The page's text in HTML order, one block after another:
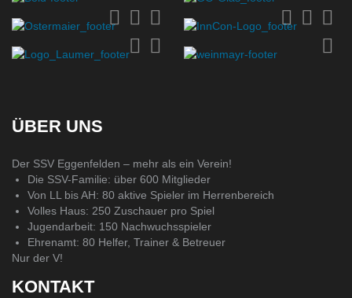
ÜBER UNS
Der SSV Eggenfelden – mehr als ein Verein!
Die SSV-Familie: über 600 Mitglieder
Von LL bis AH: 80 aktive Spieler im Herrenbereich
Volles Haus: 250 Zuschauer pro Spiel
Jugendarbeit: 150 Nachwuchsspieler
Ehrenamt: 80 Helfer, Trainer & Betreuer
Nur der V!
KONTAKT